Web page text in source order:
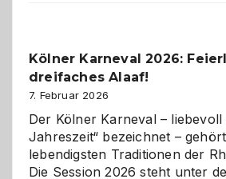
Kölner Karneval 2026:
dreifaches Alaaf!
7. Februar 2026
Der Kölner Karneval – liebevoll
Jahreszeit“ bezeichnet –
lebendigsten Traditionen der
Die Session 2026 steht unter